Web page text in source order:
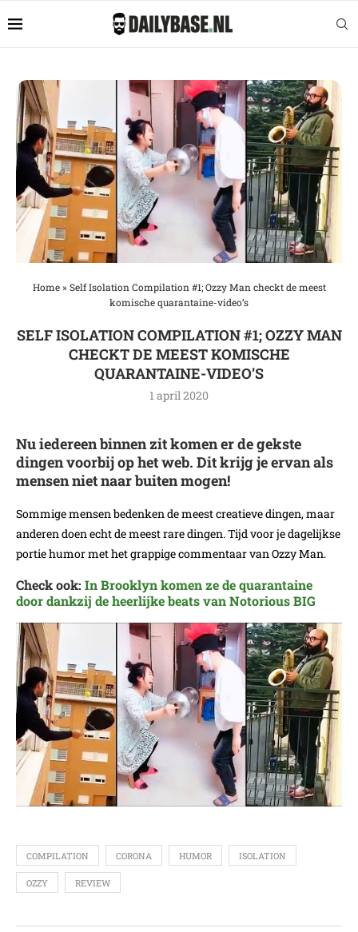
Home» Self Isolation Compilation #1; Ozzy Man checkt de meest
komische quarantaine-video’s
SELF ISOLATION COMPILATION #1; OZZY MAN
CHECKT DE MEEST KOMISCHE
QUARANTAINE-VIDEO’S
1 april 2020
Nu iedereen binnen zit komen er de gekste
dingen voorbij op het web. Dit krijg je ervan als
mensen niet naar buiten mogen!
Sommige mensen bedenken de meest creatieve dingen, maar
anderen doen echt de meest rare dingen. Tijd voor je dagelijkse
portie humor met het grappige commentaar van Ozzy Man.
Check ook: In Brooklyn komen ze de quarantaine
door dankzij de heerlijke beats van Notorious BIG
COMPILATION CORONA HUMOR ISOLATION
OZZY REVIEW